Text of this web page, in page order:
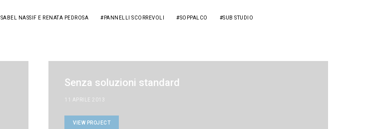
ISABEL NASSIF E RENATA PEDROSA PANNELLI SCORREVOLI SOPPALCO SUB STUDIO
Senza soluzioni standard
11 APRILE 2013
VIEW PROJECT